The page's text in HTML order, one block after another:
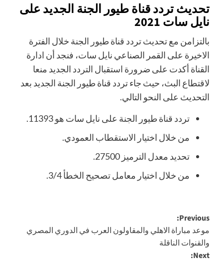
تحديث تردد قناة طيور الجنة الجديد على
نايل سات 2021
بالتزامن مع تحديث تردد قناة طيور الجنة خلال الفترة
الاخيرة على القمر الصناعي نايل سات، فنجد أن ادارة
القناة أكدت على ضرورة استقبال التردد الجديد منعا
لاقتطاع البث، حيث جاء تردد قناة طيور الجنة الجديد بعد
التحديث على النحو التالي.
تردد قناة طيور الجنة على نايل سات هو 11393.
من خلال اختيار الاستقطاب العمودي.
تحديد معدل الترميز 27500.
من خلال اختيار معامل تصحيح الخطأ 3/4.
Post
navigation
Previous:
موعد مباراة الاهلي والمقاولون العرب في الدوري المصري
والقنوات الناقلة
Next: